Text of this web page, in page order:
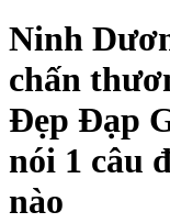
Ninh
chấn
Đẹp Đạp
nói 1 câu
nào